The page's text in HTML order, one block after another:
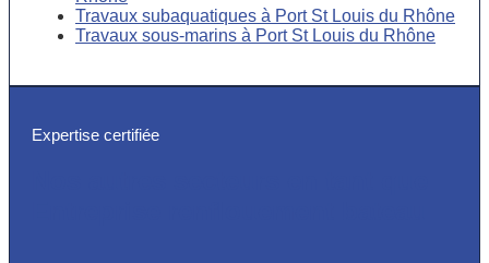
Travaux subaquatiques à Port St Louis du Rhône
Travaux sous-marins à Port St Louis du Rhône
Expertise certifiée